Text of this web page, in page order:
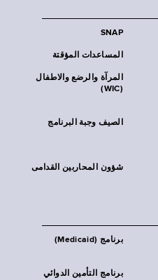
SNAP
المساعدات المؤقتة
المرآة والرضع والاطفال
(WIC)
الصيف وجبة البرنامج
شؤون المحاربين القدامى
برنامج (Medicaid)
برنامج التأمين الدوائي